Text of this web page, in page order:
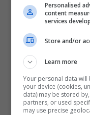
Personalised
content
services
Store and/or
Learn more
Your personal data
your device (cookies,
data) may be stored
partners, or used
may use precise